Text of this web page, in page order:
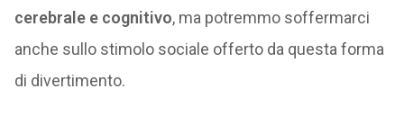
cerebrale e cognitivo, ma potremmo soffermarci
anche sullo stimolo sociale offerto da questa forma
di divertimento.